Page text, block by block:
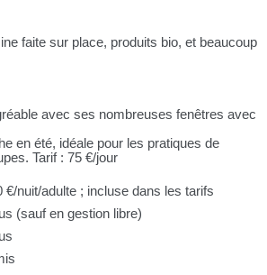
faite sur place, produits bio, et beaucoup
avec ses nombreuses fenêtres avec
en été, idéale pour les pratiques de
Tarif : 75 €/jour
€/nuit/adulte ; incluse dans les tarifs
(sauf en gestion libre)